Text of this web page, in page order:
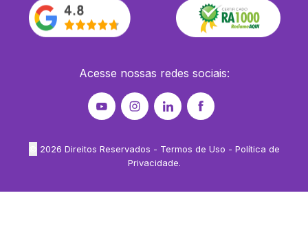
Acesse nossas redes sociais:
2026 Direitos Reservados - Termos de Uso - Política de
Privacidade.